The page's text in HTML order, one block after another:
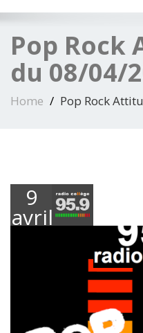
Pop Rock
du 08/04/
Home Pop Rock
9
avril